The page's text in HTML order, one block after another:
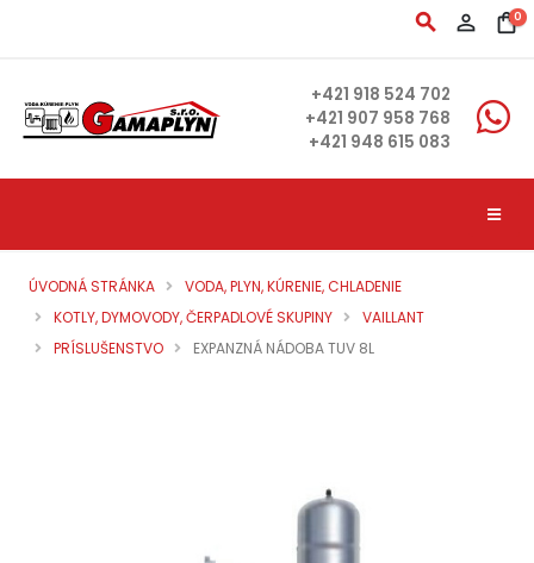
search person_outline shopping_bag0
+421 918 524 702
+421 907 958 768
+421 948 615 083
ÚVODNÁ STRÁNKA
VODA, PLYN, KÚRENIE, CHLADENIE
KOTLY, DYMOVODY, ČERPADLOVÉ SKUPINY
VAILLANT
PRÍSLUŠENSTVO
EXPANZNÁ NÁDOBA TUV 8L